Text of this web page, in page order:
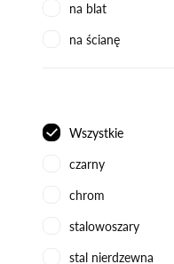
na blat
na ścianę
Wszystkie
czarny
chrom
stalowoszary
stal nierdzewna